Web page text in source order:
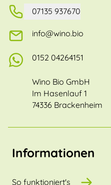
07135 937670
info@wino.bio
0152 04264151
Wino Bio GmbH
Im Hasenlauf 1
74336 Brackenheim
Informationen
So funktioniert's